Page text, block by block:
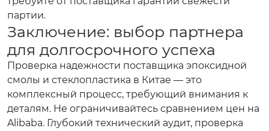
партии.
Заключение: выбор партнера
для долгосрочного успеха
Проверка надежности поставщика эпоксидной
смолы и стеклопластика в Китае — это
комплексный процесс, требующий внимания к
деталям. Не ограничивайтесь сравнением цен на
Alibaba. Глубокий технический аудит, проверка